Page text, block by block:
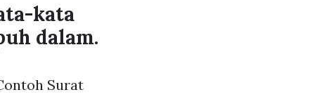
kata
dalam.
Surat